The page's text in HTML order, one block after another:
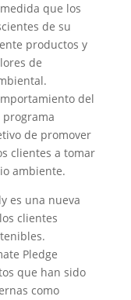
que los
de su
productos y
de
del
programa
de promover
clientes a tomar
ambiente.
es una nueva
clientes
Pledge
que han sido
como